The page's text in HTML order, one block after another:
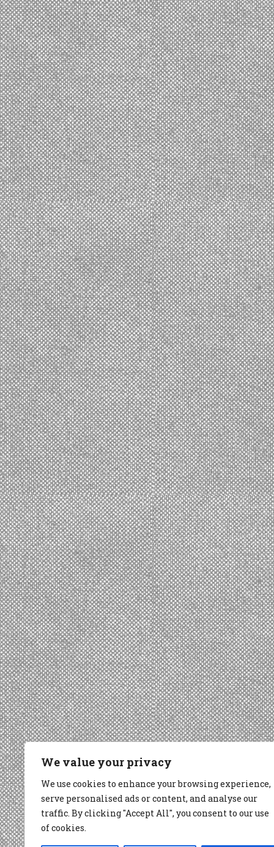
We value your privacy
We use cookies to enhance your browsing experience,
serve personalised ads or content, and analyse our
traffic. By clicking "Accept All", you consent to our use
of cookies.